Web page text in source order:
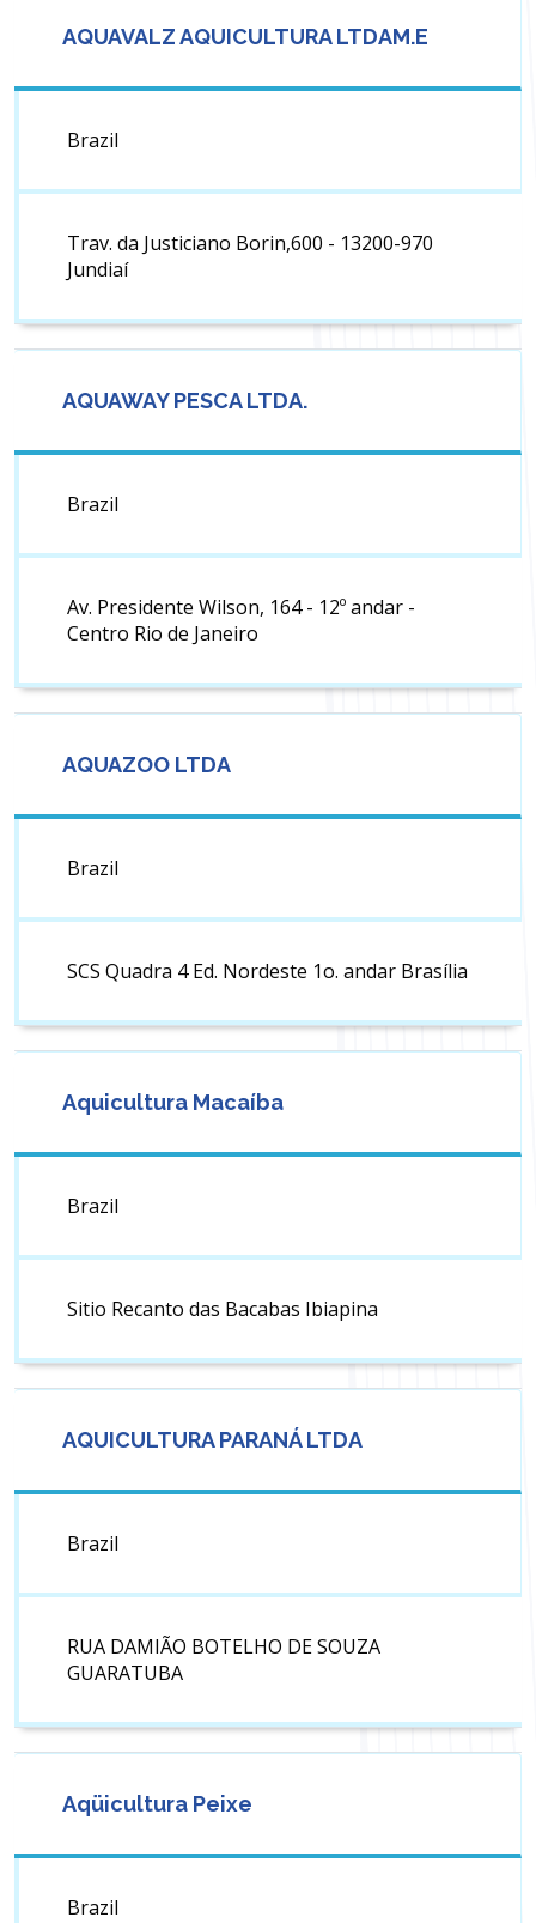
AQUAVALZ AQUICULTURA LTDAM.E
Brazil
Trav. da Justiciano Borin,600 - 13200-970
Jundiaí
AQUAWAY PESCA LTDA.
Brazil
Av. Presidente Wilson, 164 - 12º andar -
Centro Rio de Janeiro
AQUAZOO LTDA
Brazil
SCS Quadra 4 Ed. Nordeste 1o. andar Brasília
Aquicultura Macaíba
Brazil
Sitio Recanto das Bacabas Ibiapina
AQUICULTURA PARANÁ LTDA
Brazil
RUA DAMIÃO BOTELHO DE SOUZA
GUARATUBA
Aqüicultura Peixe
Brazil